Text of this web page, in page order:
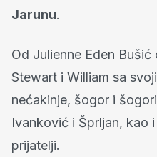
Jarunu.
Od Julienne Eden
Stewart i William sa
nećakinje, šogor i
Ivanković i Šprljan, kao
prijatelji.